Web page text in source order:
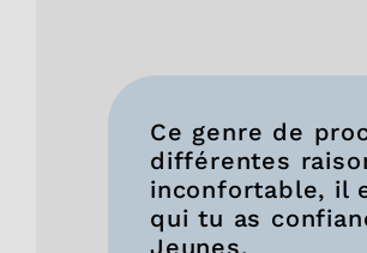
Ce genre de
différentes
inconfortable, il
qui tu as
Jeunes.